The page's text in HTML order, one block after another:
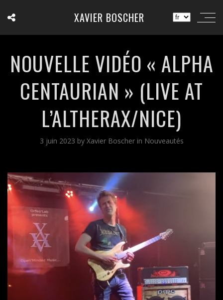
XAVIER BOSCHER
NOUVELLE VIDÉO « ALPHA
CENTAURIAN » (LIVE AT
L’ALTHERAX/NICE)
3 juin 2023 by Xavier Boscher in Nouveautés